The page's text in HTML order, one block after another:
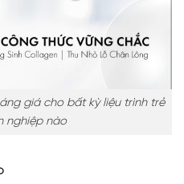
giá cho bất kỳ liệu trình trẻ
nghiệp nào